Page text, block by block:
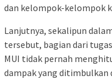
dan kelompok-kelompok
Lanjutnya, sekalipun
tersebut, bagian dari
MUI tidak pernah
dampak yang ditimbulkan